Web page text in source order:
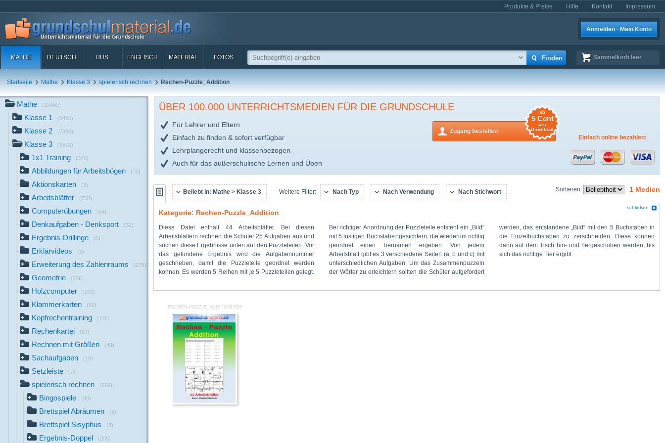
Produkte & Preise Hilfe Kontakt Impressum
Anmelden · Mein Konto
MATHE DEUTSCH HUS ENGLISCH MATERIAL FOTOS Sammelkorb leer
Startseite Mathe Klasse 3 spielerisch rechnen Rechen-Puzzle_Addition
Mathe (19489)
Klasse 1 (6406)
Klasse 2 (7895)
Klasse 3 (3572)
1x1 Training (340)
Abbildungen für Arbeitsbögen (70)
Aktionskarten (3)
Arbeitsblätter (758)
Computerübungen (54)
Denkaufgaben - Denksport (32)
Ergebnis-Drillinge (6)
Erklärvideos (3)
Erweiterung des Zahlenraums (275)
Geometrie (236)
Holzcomputer (103)
Klammerkarten (60)
Kopfrechentraining (111)
Rechenkartei (87)
Rechnen mit Größen (49)
Sachaufgaben (19)
Setzleiste (7)
spielerisch rechnen (660)
Bingospiele (49)
Brettspiel Abräumen (8)
Brettspiel Sisyphus (8)
Ergebnis-Doppel (205)
ÜBER 100.000 UNTERRICHTSMEDIEN FÜR DIE GRUNDSCHULE
Für Lehrer und Eltern
Einfach zu finden & sofort verfügbar
Lehrplangerecht und klassenbezogen
Auch für das außerschulische Lernen und Üben
Zugang bestellen
ab
5 Cent
pro
Download
Einfach online bezahlen:
Sortieren: 1 Medien
Beliebt in: Mathe > Klasse 3 Weitere Filter: Nach Typ Nach Verwendung Nach Stichwort
schließen
Kategorie: Rechen-Puzzle_Addition
Diese Datei enthält 44 Arbeitsblätter. Bei diesen
Arbeitsblättern rechnen die Schüler 25 Aufgaben aus und
suchen diese Ergebnisse unten auf den Puzzleteilen. Vor
das gefundene Ergebnis wird die Aufgabennummer
geschrieben, damit die Puzzleteile geordnet werden
können. Es werden 5 Reihen mit je 5 Puzzleteilen gelegt.
Bei richtiger Anordnung der Puzzleteile entsteht ein „Bild“
mit 5 lustigen Buchstabengesichtern, die wiederum richtig
geordnet einen Tiernamen ergeben. Von jedem
Arbeitsblatt gibt es 3 verschiedene Seiten (a, b und c) mit
unterschiedlichen Aufgaben. Um das Zusammenpuzzeln
der Wörter zu erleichtern sollten die Schüler aufgefordert
werden, das entstandene „Bild“ mit den 5 Buchstaben in
die Einzelbuchstaben zu zerschneiden. Diese können
dann auf dem Tisch hin- und hergeschoben werden, bis
sich das richtige Tier ergibt.
RECHEN-PUZZLE_ADDITION.PDF